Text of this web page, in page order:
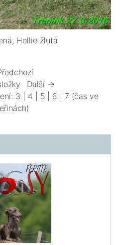
Hollie žlutá
Další →
3 4 5 6 7 (čas ve